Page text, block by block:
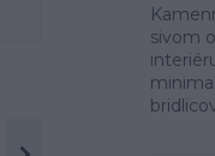
sivom